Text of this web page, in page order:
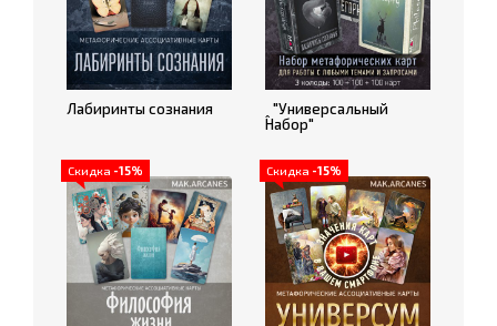
Лабиринты сознания
ꞈ "Универсальный
Набор"
Скидка -15% Скидка -15%